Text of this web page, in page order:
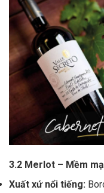
3.2 Merlot – Mềm
Xuất xứ nổi tiếng: